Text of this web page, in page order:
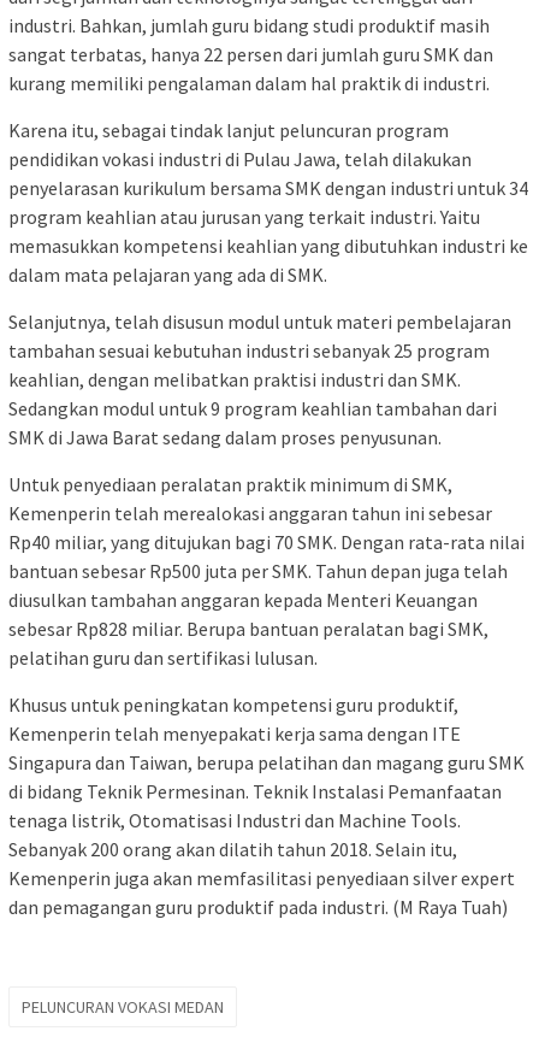
industri. Bahkan, jumlah guru bidang studi produktif masih
sangat terbatas, hanya 22 persen dari jumlah guru SMK dan
kurang memiliki pengalaman dalam hal praktik di industri.
Karena itu, sebagai tindak lanjut peluncuran program
pendidikan vokasi industri di Pulau Jawa, telah dilakukan
penyelarasan kurikulum bersama SMK dengan industri untuk 34
program keahlian atau jurusan yang terkait industri. Yaitu
memasukkan kompetensi keahlian yang dibutuhkan industri ke
dalam mata pelajaran yang ada di SMK.
Selanjutnya, telah disusun modul untuk materi pembelajaran
tambahan sesuai kebutuhan industri sebanyak 25 program
keahlian, dengan melibatkan praktisi industri dan SMK.
Sedangkan modul untuk 9 program keahlian tambahan dari
SMK di Jawa Barat sedang dalam proses penyusunan.
Untuk penyediaan peralatan praktik minimum di SMK,
Kemenperin telah merealokasi anggaran tahun ini sebesar
Rp40 miliar, yang ditujukan bagi 70 SMK. Dengan rata-rata nilai
bantuan sebesar Rp500 juta per SMK. Tahun depan juga telah
diusulkan tambahan anggaran kepada Menteri Keuangan
sebesar Rp828 miliar. Berupa bantuan peralatan bagi SMK,
pelatihan guru dan sertifikasi lulusan.
Khusus untuk peningkatan kompetensi guru produktif,
Kemenperin telah menyepakati kerja sama dengan ITE
Singapura dan Taiwan, berupa pelatihan dan magang guru SMK
di bidang Teknik Permesinan. Teknik Instalasi Pemanfaatan
tenaga listrik, Otomatisasi Industri dan Machine Tools.
Sebanyak 200 orang akan dilatih tahun 2018. Selain itu,
Kemenperin juga akan memfasilitasi penyediaan silver expert
dan pemagangan guru produktif pada industri. (M Raya Tuah)
PELUNCURAN VOKASI MEDAN